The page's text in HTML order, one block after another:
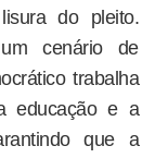
do pleito.
cenário de
trabalha
educação e a
que a